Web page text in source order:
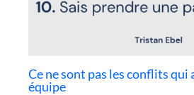
Ce ne sont pas les conflits qui
équipe